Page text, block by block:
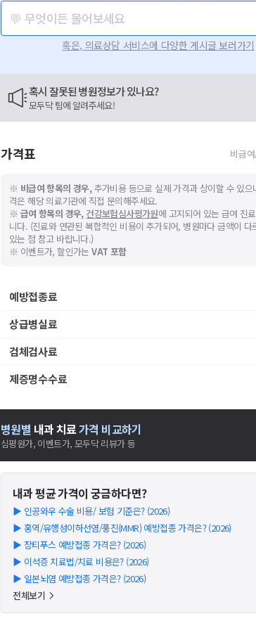
💬 무엇이든 물어보세요
혹은, 의료상담 서비스에 다양한 게시글 보러가기
혹시 잘못된 병원정보가 있나요?
모두닥 팀에 알려주세요!
가격표 비급
※ 비급여 항목의 경우,추가비용 등으로 실제 가격과 상이할 수 있으
격은 해당 의료기관에 직접 문의해주세요.
※ 급여 항목의 경우, 건강보험심사평가원에 고지되어 있는 급여 진
니다. (진료와 연관된 복합적인 비용이 추가되어, 병원마다 금액이 다
있는 점 참고 바랍니다.)
※ 이벤트가, 할인가는VAT 포함
예방접종료
상급병실료
검체검사료
제증명수수료
병원별 내과치료가격 비교하기
심평원가, 이벤트가, 모두닥 리뷰가 등
내과평균 가격이 궁금하다면?
▶ 인공와우 수술 비용/ 보험 기준은? (2026)
▶ 홍역/유행성이하선염/풍진(MMR) 예방접종 가격은? (2026)
▶ 장티푸스 예방접종 가격은? (2026)
▶ 이석증 치료법/치료 비용은? (2026)
▶ 일본뇌염 예방접종 가격은? (2026)
전체보기